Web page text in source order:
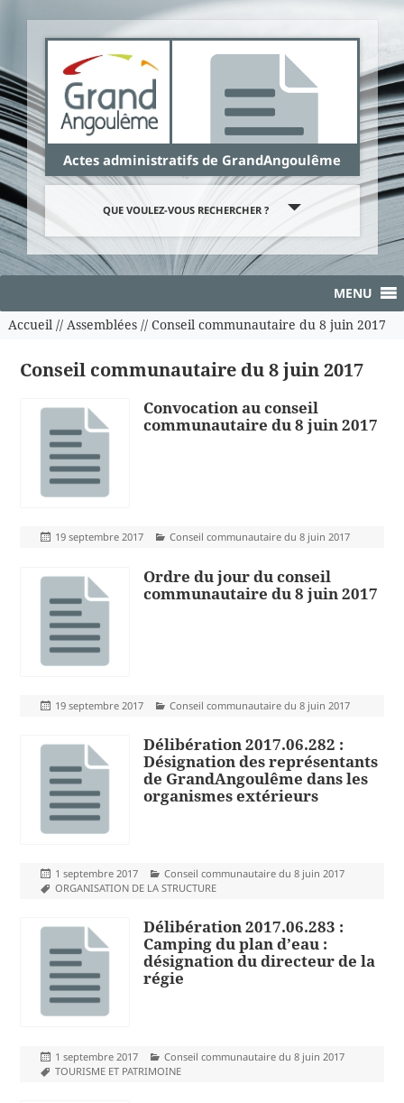
Actes administratifs de GrandAngoulême
QUE VOULEZ-VOUS RECHERCHER ?
MENU
Accueil// Assemblées// Conseil communautaire du 8 juin 2017
Conseil communautaire du 8 juin 2017
Convocation au conseil
communautaire du 8 juin 2017
Publié
19 septembre 2017 Catégories
Conseil communautaire du 8 juin 2017
Ordre du jour du conseil
communautaire du 8 juin 2017
Publié
19 septembre 2017 Catégories
Conseil communautaire du 8 juin 2017
Délibération 2017.06.282 :
Désignation des représentants
de GrandAngoulême dans les
organismes extérieurs
Publié
le
1 septembre 2017 Catégories
Conseil communautaire du 8 juin 2017
Mots-
ORGANISATION DE LA STRUCTURE
Délibération 2017.06.283 :
Camping du plan d’eau :
désignation du directeur de la
régie
Publié
le
1 septembre 2017 Catégories
Conseil communautaire du 8 juin 2017
Mots-
TOURISME ET PATRIMOINE
Panneau de gestion des cookies